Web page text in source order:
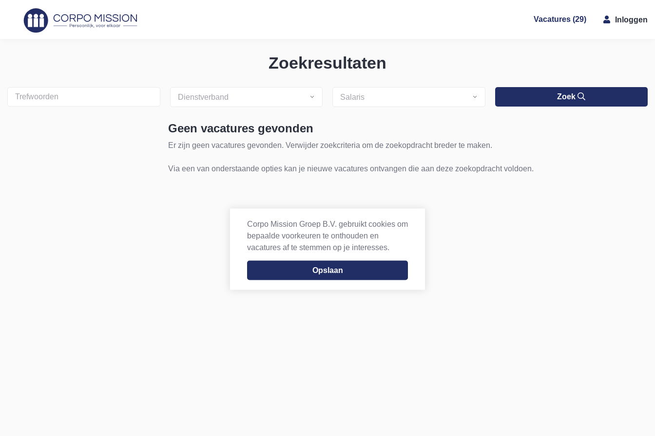
Vacatures (29) Inloggen
Zoekresultaten
Dienstverband Salaris Zoek
Geen vacatures gevonden
Er zijn geen vacatures gevonden. Verwijder zoekcriteria om de zoekopdracht breder te maken.
Via een van onderstaande opties kan je nieuwe vacatures ontvangen die aan deze zoekopdracht voldoen.
Corpo Mission Groep B.V. gebruikt cookies om
bepaalde voorkeuren te onthouden en
vacatures af te stemmen op je interesses.